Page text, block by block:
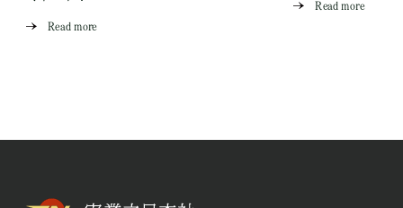
Read more
Read more